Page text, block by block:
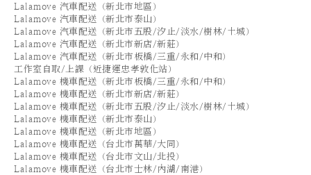
Lalamove 汽車配送（新北市地區）
Lalamove 汽車配送（新北市泰山）
Lalamove 汽車配送（新北市五股/汐止/淡水/樹林/土城）
Lalamove 汽車配送（新北市新店/新莊）
Lalamove 汽車配送（新北市板橋/三重/永和/中和）
工作室自取/上課（近捷運忠孝敦化站）
Lalamove 機車配送（新北市板橋/三重/永和/中和）
Lalamove 機車配送（新北市新店/新莊）
Lalamove 機車配送（新北市五股/汐止/淡水/樹林/土城）
Lalamove 機車配送（新北市泰山）
Lalamove 機車配送（新北市地區）
Lalamove 機車配送（台北市萬華/大同）
Lalamove 機車配送（台北市文山/北投）
Lalamove 機車配送（台北市士林/內湖/南港）